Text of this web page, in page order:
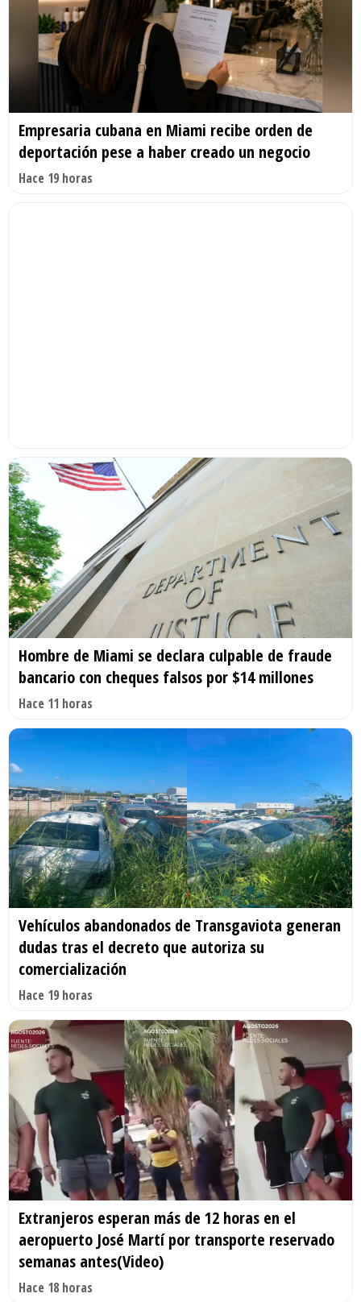
Empresaria cubana en Miami recibe orden de
deportación pese a haber creado un negocio
Hace 19 horas
Hombre de Miami se declara culpable de fraude
bancario con cheques falsos por $14 millones
Hace 11 horas
Vehículos abandonados de Transgaviota generan
dudas tras el decreto que autoriza su
comercialización
Hace 19 horas
Extranjeros esperan más de 12 horas en el
aeropuerto José Martí por transporte reservado
semanas antes(Video)
Hace 18 horas